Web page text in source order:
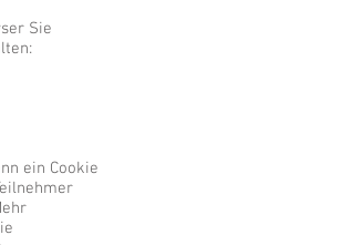
Sie
ein Cookie